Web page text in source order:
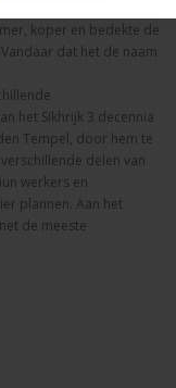
koper en bedekte de
dat het de naam
het Sikhrijk 3 decennia
Tempel, door hem te
delen van
werkers en
plannen. Aan het
de meeste